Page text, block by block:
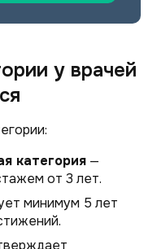
у врачей
категория —
от 3 лет.
минимум 5 лет